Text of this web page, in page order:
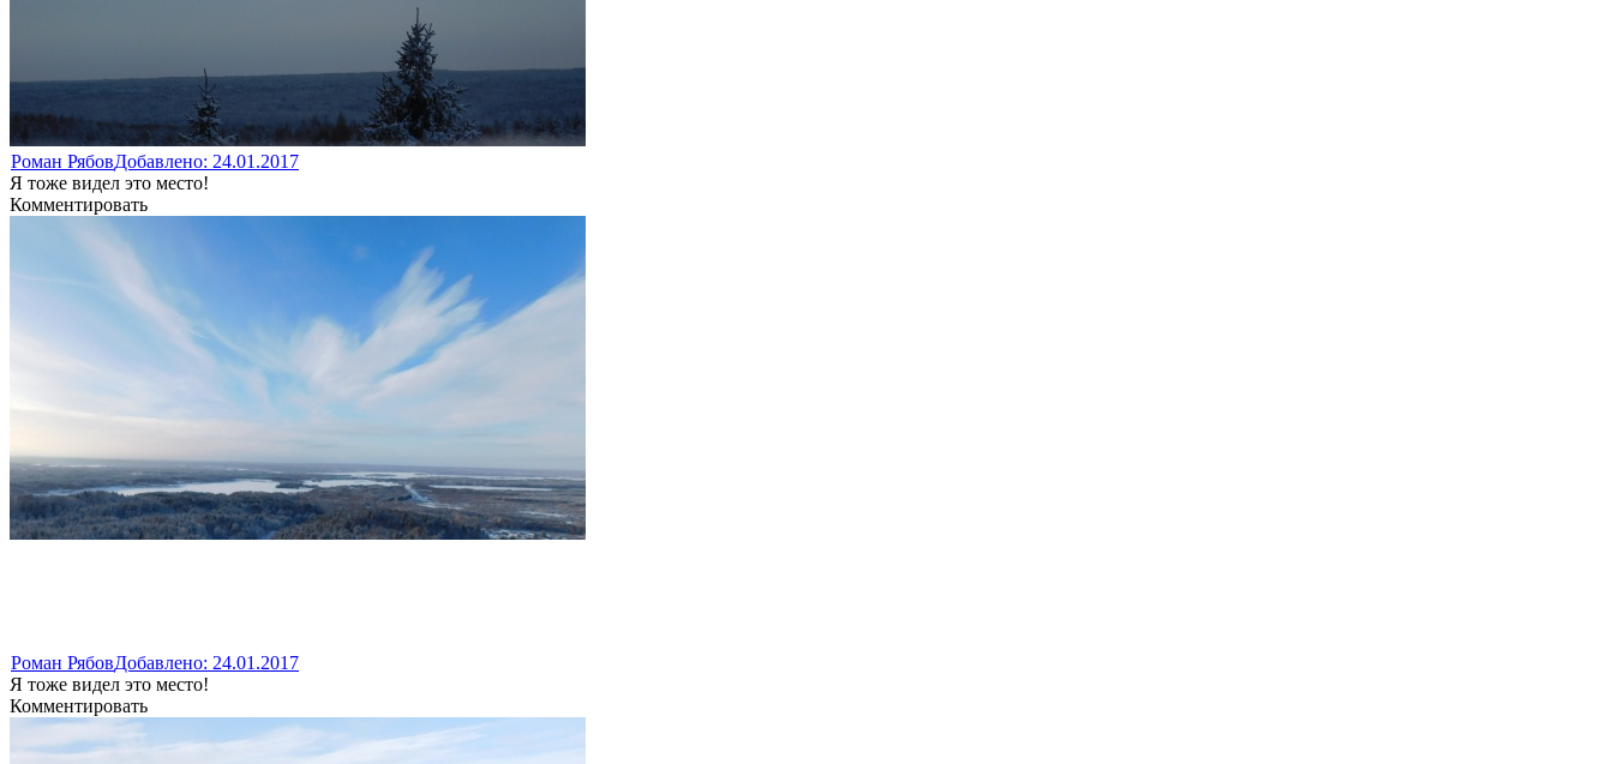
Роман РябовДобавлено: 24.01.2017
Я тоже видел это место!
Комментировать
Роман РябовДобавлено: 24.01.2017
Я тоже видел это место!
Комментировать